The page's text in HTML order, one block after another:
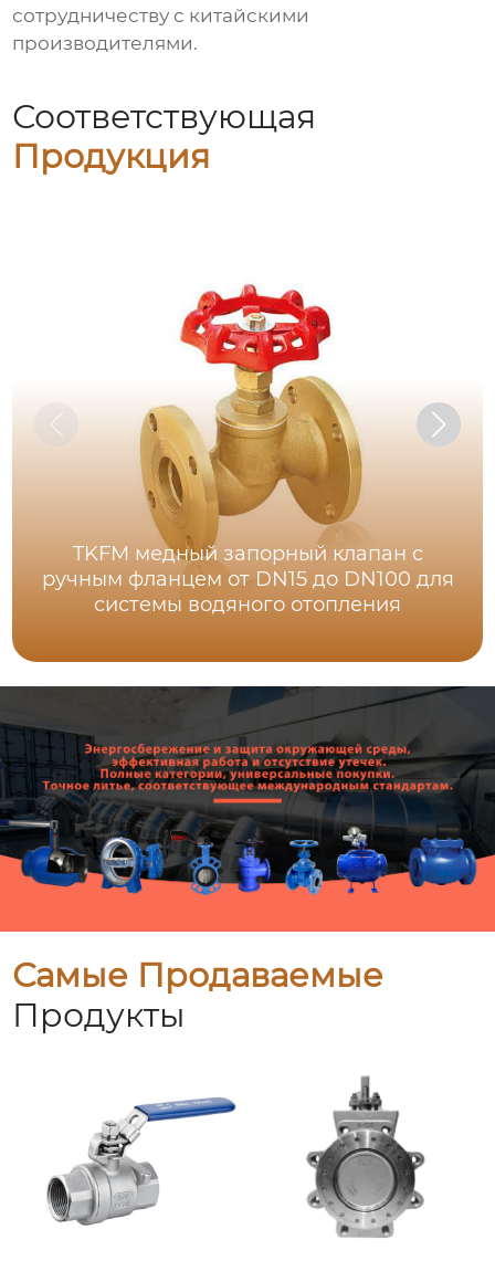
сотрудничеству с китайскими
производителями.
Соответствующая
Продукция
TKFM медный запорный клапан с
ручным фланцем от DN15 до DN100 для
системы водяного отопления
Самые Продаваемые
Продукты